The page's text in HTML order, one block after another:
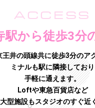
ACCESS
駅から徒歩3分
王井の頭線共に徒歩3分のア
ミナルも駅に隣接しており
手軽に通えます。
Loftや東急百貨店など
大型施設もスタジオのすぐ近